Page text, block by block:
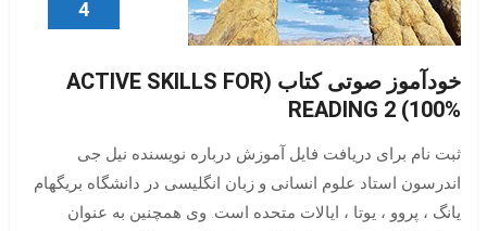
4
خودآموز صوتی کتاب (ACTIVE SKILLS FOR
READING 2 (100%
ثبت نام برای دریافت فایل آموزش درباره نویسنده نیل جی
اندرسون استاد علوم انسانی و زبان انگلیسی در دانشگاه بریگهام
یانگ ، پروو ، یوتا ، ایالات متحده است. وی همچنین به عنوان